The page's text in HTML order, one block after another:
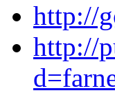
http://
http://